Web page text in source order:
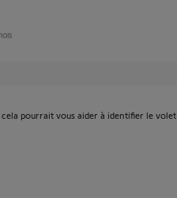
cela pourrait vous aider à identifier le volet